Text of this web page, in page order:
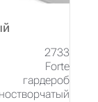
2733
Forte
гардероб